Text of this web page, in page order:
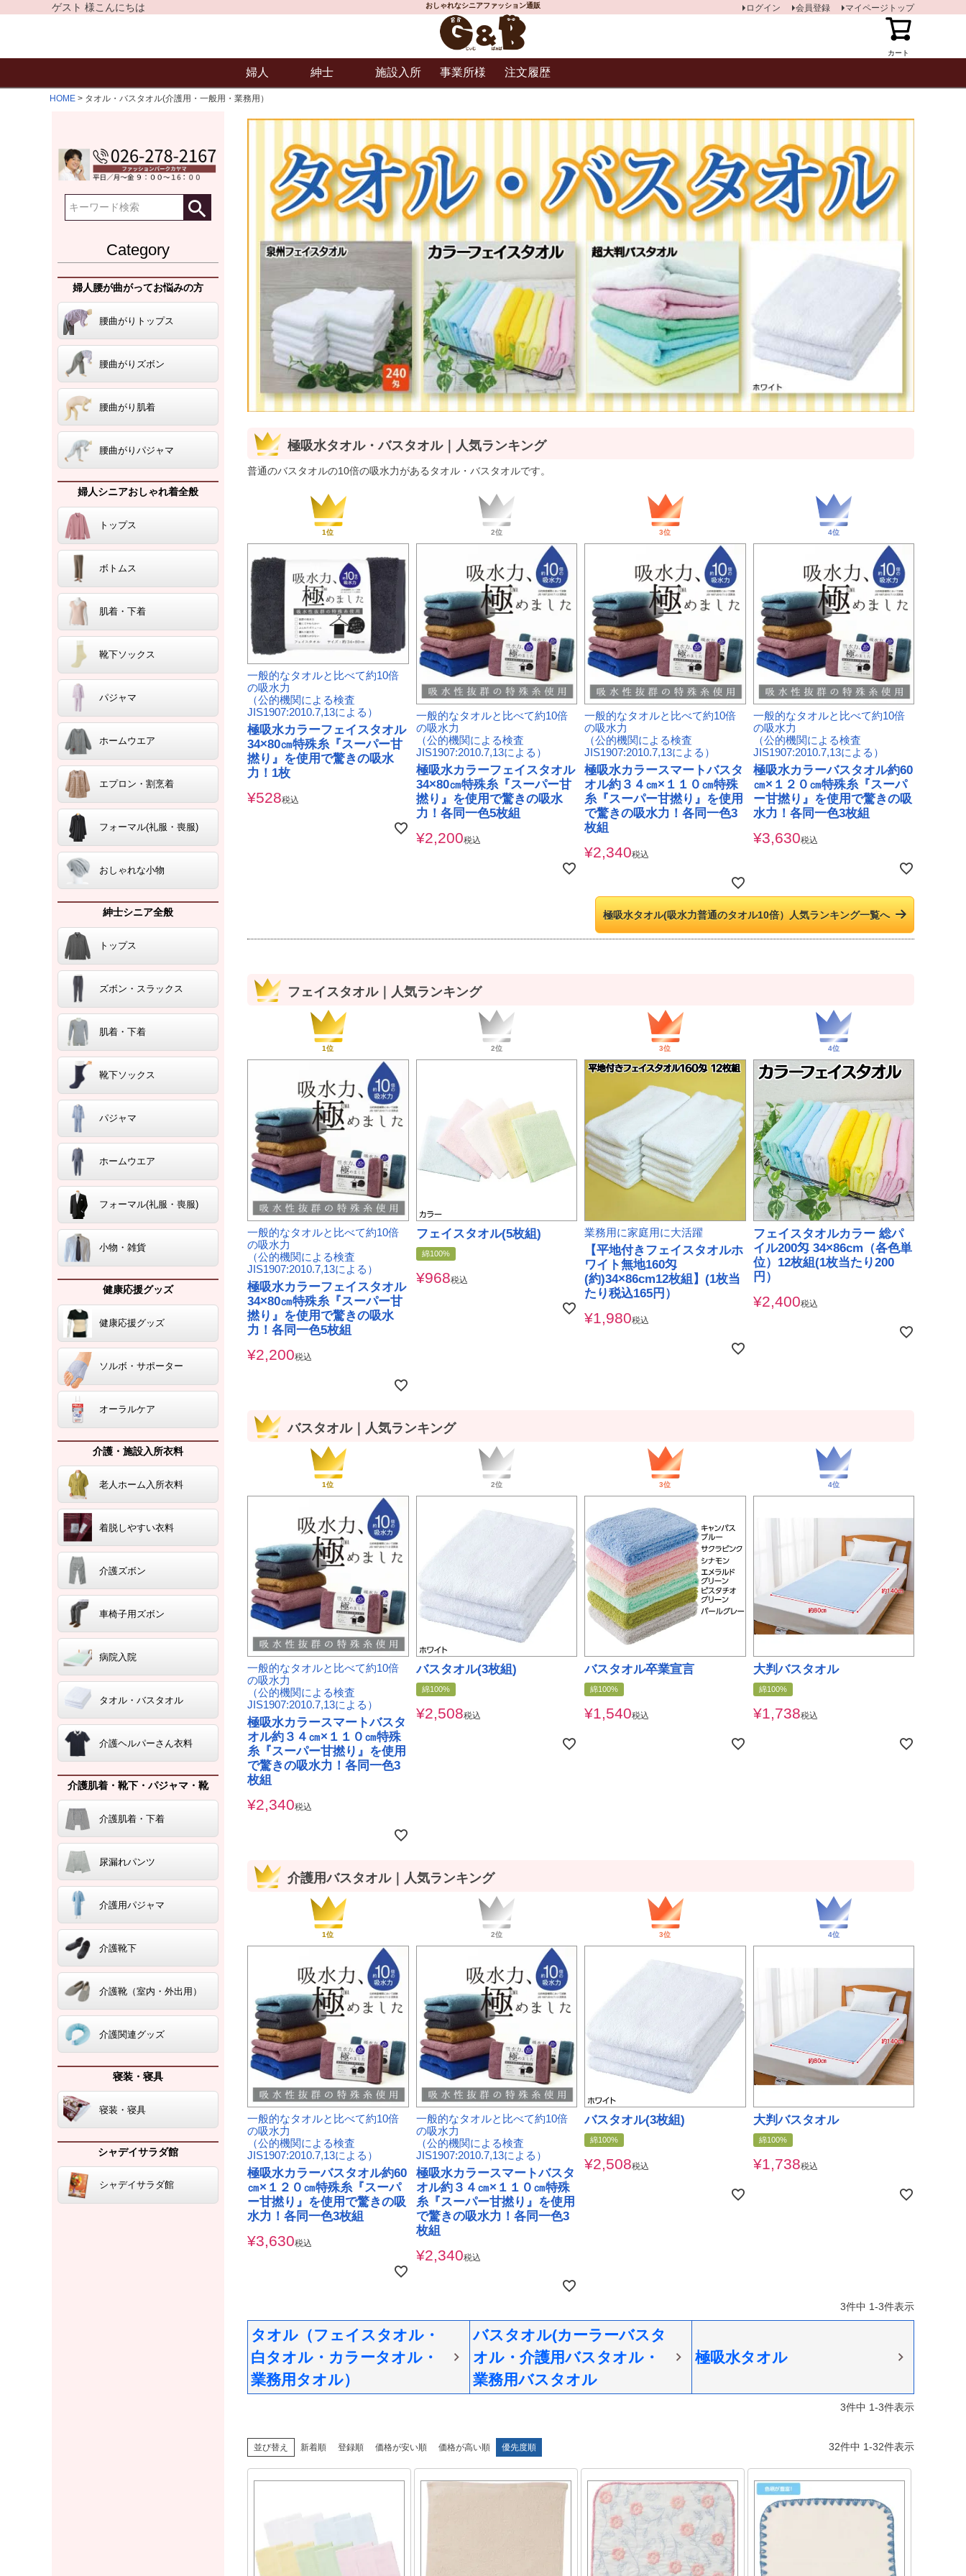
ゲスト 様こんにちは おしゃれなシニアファッション通販
カート
ログイン 会員登録 マイページトップ
婦人 紳士 施設入所 事業所様 注文履歴
HOME タオル・バスタオル(介護用・一般用・業務用）
Category
婦人腰が曲がってお悩みの方
腰曲がりトップス
腰曲がりズボン
腰曲がり肌着
腰曲がりパジャマ
婦人シニアおしゃれ着全般
トップス
ボトムス
肌着・下着
靴下ソックス
パジャマ
ホームウエア
エプロン・割烹着
フォーマル(礼服・喪服)
おしゃれな小物
紳士シニア全般
トップス
ズボン・スラックス
肌着・下着
靴下ソックス
パジャマ
ホームウエア
フォーマル(礼服・喪服)
小物・雑貨
健康応援グッズ
健康応援グッズ
ソルボ・サポーター
オーラルケア
介護・施設入所衣料
老人ホーム入所衣料
着脱しやすい衣料
介護ズボン
車椅子用ズボン
病院入院
タオル・バスタオル
介護ヘルパーさん衣料
介護肌着・靴下・パジャマ・靴
介護肌着・下着
尿漏れパンツ
介護用パジャマ
介護靴下
介護靴（室内・外出用）
介護関連グッズ
寝装・寝具
寝装・寝具
シャデイサラダ館
シャデイサラダ館
極吸水タオル・バスタオル｜人気ランキング
普通のバスタオルの10倍の吸水力があるタオル・バスタオルです。
一般的なタオルと比べて約10倍
の吸水力
（公的機関による検査
JIS1907:2010.7,13による）
極吸水カラーフェイスタオル
34×80㎝特殊糸『スーパー甘
撚り』を使用で驚きの吸水
力！1枚
¥528税込
一般的なタオルと比べて約10倍
の吸水力
（公的機関による検査
JIS1907:2010.7,13による）
極吸水カラーフェイスタオル
34×80㎝特殊糸『スーパー甘
撚り』を使用で驚きの吸水
力！各同一色5枚組
¥2,200税込
一般的なタオルと比べて約10倍
の吸水力
（公的機関による検査
JIS1907:2010.7,13による）
極吸水カラースマートバスタ
オル約３４㎝×１１０㎝特殊
糸『スーパー甘撚り』を使用
で驚きの吸水力！各同一色3
枚組
¥2,340税込
一般的なタオルと比べて約10倍
の吸水力
（公的機関による検査
JIS1907:2010.7,13による）
極吸水カラーバスタオル約60
㎝×１２０㎝特殊糸『スーパ
ー甘撚り』を使用で驚きの吸
水力！各同一色3枚組
¥3,630税込
極吸水タオル(吸水力普通のタオル10倍）人気ランキング一覧へ
フェイスタオル｜人気ランキング
一般的なタオルと比べて約10倍
の吸水力
（公的機関による検査
JIS1907:2010.7,13による）
極吸水カラーフェイスタオル
34×80㎝特殊糸『スーパー甘
撚り』を使用で驚きの吸水
力！各同一色5枚組
¥2,200税込
フェイスタオル(5枚組)
綿100%
¥968税込
業務用に家庭用に大活躍
【平地付きフェイスタオルホ
ワイト無地160匁
(約)34×86cm12枚組】(1枚当
たり税込165円）
¥1,980税込
フェイスタオルカラー 総パ
イル200匁 34×86cm（各色単
位）12枚組(1枚当たり200
円）
¥2,400税込
バスタオル｜人気ランキング
一般的なタオルと比べて約10倍
の吸水力
（公的機関による検査
JIS1907:2010.7,13による）
極吸水カラースマートバスタ
オル約３４㎝×１１０㎝特殊
糸『スーパー甘撚り』を使用
で驚きの吸水力！各同一色3
枚組
¥2,340税込
バスタオル(3枚組)
綿100%
¥2,508税込
バスタオル卒業宣言
綿100%
¥1,540税込
大判バスタオル
綿100%
¥1,738税込
介護用バスタオル｜人気ランキング
一般的なタオルと比べて約10倍
の吸水力
（公的機関による検査
JIS1907:2010.7,13による）
極吸水カラーバスタオル約60
㎝×１２０㎝特殊糸『スーパ
ー甘撚り』を使用で驚きの吸
水力！各同一色3枚組
¥3,630税込
一般的なタオルと比べて約10倍
の吸水力
（公的機関による検査
JIS1907:2010.7,13による）
極吸水カラースマートバスタ
オル約３４㎝×１１０㎝特殊
糸『スーパー甘撚り』を使用
で驚きの吸水力！各同一色3
枚組
¥2,340税込
バスタオル(3枚組)
綿100%
¥2,508税込
大判バスタオル
綿100%
¥1,738税込
3件中 1-3件表示
タオル（フェイスタオル・
白タオル・カラータオル・
業務用タオル）
バスタオル(カーラーバスタ
オル・介護用バスタオル・
業務用バスタオル
極吸水タオル
3件中 1-3件表示
並び替え 新着順 登録順 価格が安い順 価格が高い順 優先度順 32件中 1-32件表示